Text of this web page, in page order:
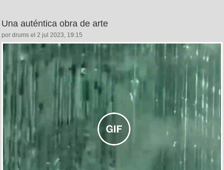
Una auténtica obra de arte
por drums el 2 jul 2023, 19:15